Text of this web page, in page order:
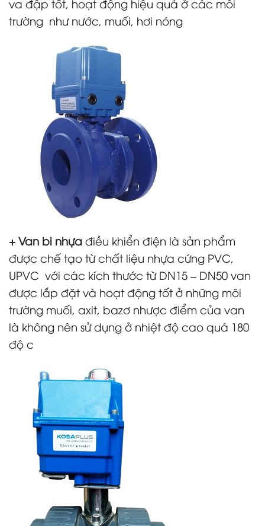
va đập tốt, hoạt động hiệu quả ở các môi
trường như nước, muối, hơi nóng
+ Van bi nhựa điều khiển điện là sản phẩm
được chế tạo từ chất liệu nhựa cứng PVC,
UPVC với các kích thước từ DN15 – DN50 van
được lắp đặt và hoạt động tốt ở những môi
trường muối, axit, bazơ nhược điểm của van
là không nên sử dụng ở nhiệt độ cao quá 180
độ c